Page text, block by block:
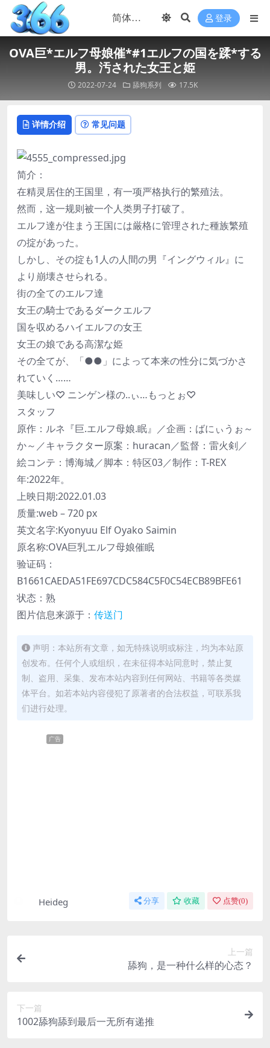
登录
OVA巨*エルフ母娘催*#1エルフの国を蹂*する
男。汚された女王と姫
2022-07-24 舔狗系列 17.5K
详情介绍 常见问题
简介：
在精灵居住的王国里，有一项严格执行的繁殖法。
然而，这一规则被一个人类男子打破了。
エルフ達が住まう王国には厳格に管理された種族繁殖
の掟があった。
しかし、その掟も1人の人間の男『イングウィル』に
より崩壊させられる。
街の全てのエルフ達
女王の騎士であるダークエルフ
国を収めるハイエルフの女王
女王の娘である高潔な姫
その全てが、「●●」によって本来の性分に気づかさ
れていく……
美味しい♡ ニンゲン様の..ぃ…もっとぉ♡
スタッフ
原作：ルネ『巨.エルフ母娘.眠』／企画：ばにぃうぉ～
か～／キャラクター原案：huracan／監督：雷火剣／
絵コンテ：博海城／脚本：特区03／制作：T-REX
年:2022年。
上映日期:2022.01.03
质量:web – 720 px
英文名字:Kyonyuu Elf Oyako Saimin
原名称:OVA巨乳エルフ母娘催眠
验证码：
B1661CAEDA51FE697CDC584C5F0C54ECB89BFE61
状态：熟
图片信息来源于： 传送门
声明：本站所有文章，如无特殊说明或标注，均为本站原
创发布。任何个人或组织，在未征得本站同意时，禁止复
制、盗用、采集、发布本站内容到任何网站、书籍等各类媒
体平台。如若本站内容侵犯了原著者的合法权益，可联系我
们进行处理。
广告
Heideg 分享 收藏 点赞(0)
上一篇
舔狗，是一种什么样的心态？
下一篇
1002舔狗舔到最后一无所有递推